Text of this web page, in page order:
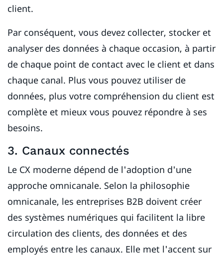
client.
Par conséquent, vous devez collecter, stocker et
analyser des données à chaque occasion, à partir
de chaque point de contact avec le client et dans
chaque canal. Plus vous pouvez utiliser de
données, plus votre compréhension du client est
complète et mieux vous pouvez répondre à ses
besoins.
3. Canaux connectés
Le CX moderne dépend de l'adoption d'une
approche omnicanale. Selon la philosophie
omnicanale, les entreprises B2B doivent créer
des systèmes numériques qui facilitent la libre
circulation des clients, des données et des
employés entre les canaux. Elle met l'accent sur